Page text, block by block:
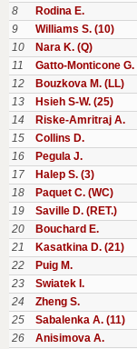
8
Rodina E.
9
Williams S. (10)
10
Nara K. (Q)
11
Gatto-Monticone G.
12
Bouzkova M. (LL)
13
Hsieh S-W. (25)
14
Riske-Amritraj A.
15
Collins D.
16
Pegula J.
17
Halep S. (3)
18
Paquet C. (WC)
19
Saville D. (RET.)
20
Bouchard E.
21
Kasatkina D. (21)
22
Puig M.
23
Swiatek I.
24
Zheng S.
25
Sabalenka A. (11)
26
Anisimova A.